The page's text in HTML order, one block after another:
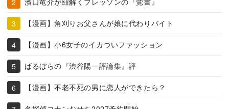
【漫画】角刈りお父さんが娘に代わりバイト
【漫画】小6女子のイカついファッション
ばるぼらの『渋谷陽一評論集』評
【漫画】不老不死の男に恋人ができたら？